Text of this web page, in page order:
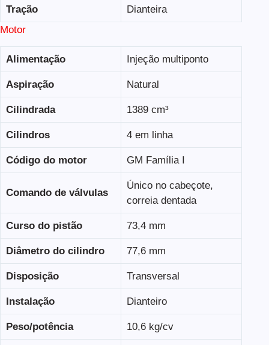
Tração
Dianteira
Motor
Alimentação Injeção multiponto
Aspiração Natural
Cilindrada 1389 cm³
Cilindros 4 em linha
Código do motor GM Família I
Comando de válvulas
Único no cabeçote,
correia dentada
Curso do pistão 73,4 mm
Diâmetro do cilindro 77,6 mm
Disposição Transversal
Instalação Dianteiro
Peso/potência 10,6 kg/cv